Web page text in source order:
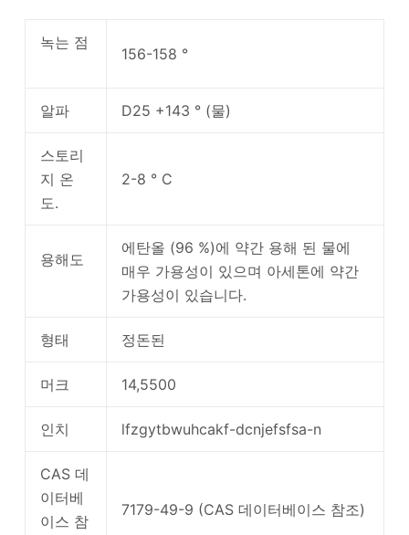
녹는 점
156-158 °
알파 D25 +143 ° (물)
스토리
지 온
도.
2-8 ° C
용해도
에탄올 (96 %)에 약간 용해 된 물에
매우 가용성이 있으며 아세톤에 약간
가용성이 있습니다.
형태 정돈된
머크 14,5500
인치 lfzgytbwuhcakf-dcnjefsfsa-n
CAS 데
이터베
이스 참
7179-49-9 (CAS 데이터베이스 참조)